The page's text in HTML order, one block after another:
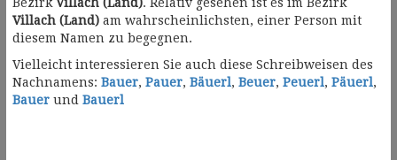
Villach (Land) am wahrscheinlichsten, einer Person mit
diesem Namen zu begegnen.
Vielleicht interessieren Sie auch diese Schreibweisen des
Nachnamens: Bauer, Pauer, Bäuerl, Beuer, Peuerl, Päuerl,
Bauer und Bauerl